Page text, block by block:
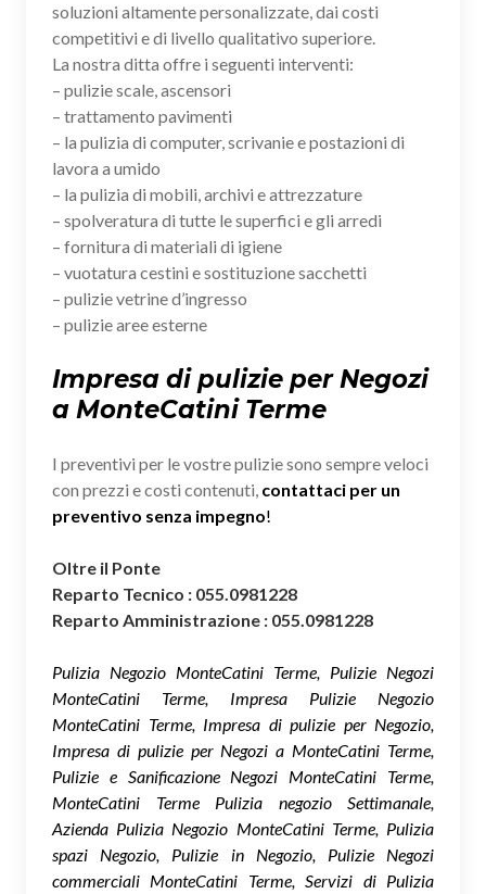
soluzioni altamente personalizzate, dai costi
competitivi e di livello qualitativo superiore.
La nostra ditta offre i seguenti interventi:
– pulizie scale, ascensori
– trattamento pavimenti
– la pulizia di computer, scrivanie e postazioni di
lavora a umido
– la pulizia di mobili, archivi e attrezzature
– spolveratura di tutte le superfici e gli arredi
– fornitura di materiali di igiene
– vuotatura cestini e sostituzione sacchetti
– pulizie vetrine d’ingresso
– pulizie aree esterne
Impresa di pulizie per Negozi
a MonteCatini Terme
I preventivi per le vostre pulizie sono sempre veloci
con prezzi e costi contenuti, contattaci per un
preventivo senza impegno!
Oltre il Ponte
Reparto Tecnico : 055.0981228
Reparto Amministrazione : 055.0981228
Pulizia Negozio MonteCatini Terme, Pulizie Negozi
MonteCatini Terme, Impresa Pulizie Negozio
MonteCatini Terme, Impresa di pulizie per Negozio,
Impresa di pulizie per Negozi a MonteCatini Terme,
Pulizie e Sanificazione Negozi MonteCatini Terme,
MonteCatini Terme Pulizia negozio Settimanale,
Azienda Pulizia Negozio MonteCatini Terme, Pulizia
spazi Negozio, Pulizie in Negozio, Pulizie Negozi
commerciali MonteCatini Terme, Servizi di Pulizia